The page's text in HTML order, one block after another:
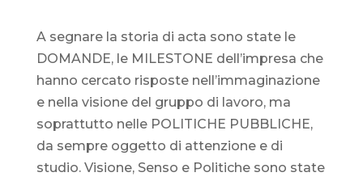
A segnare la storia di acta sono state le
DOMANDE, le MILESTONE dell’impresa che
hanno cercato risposte nell’immaginazione
e nella visione del gruppo di lavoro, ma
soprattutto nelle POLITICHE PUBBLICHE,
da sempre oggetto di attenzione e di
studio. Visione, Senso e Politiche sono state